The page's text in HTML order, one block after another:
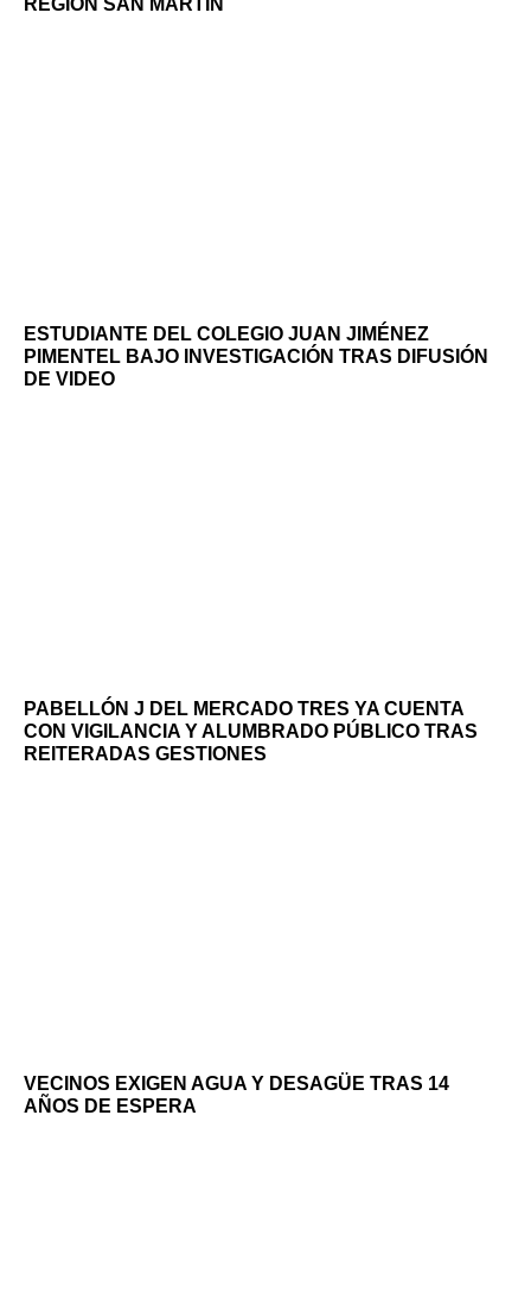
REGIÓN SAN MARTIN
ESTUDIANTE DEL COLEGIO JUAN JIMÉNEZ
PIMENTEL BAJO INVESTIGACIÓN TRAS DIFUSIÓN
DE VIDEO
PABELLÓN J DEL MERCADO TRES YA CUENTA
CON VIGILANCIA Y ALUMBRADO PÚBLICO TRAS
REITERADAS GESTIONES
VECINOS EXIGEN AGUA Y DESAGÜE TRAS 14
AÑOS DE ESPERA